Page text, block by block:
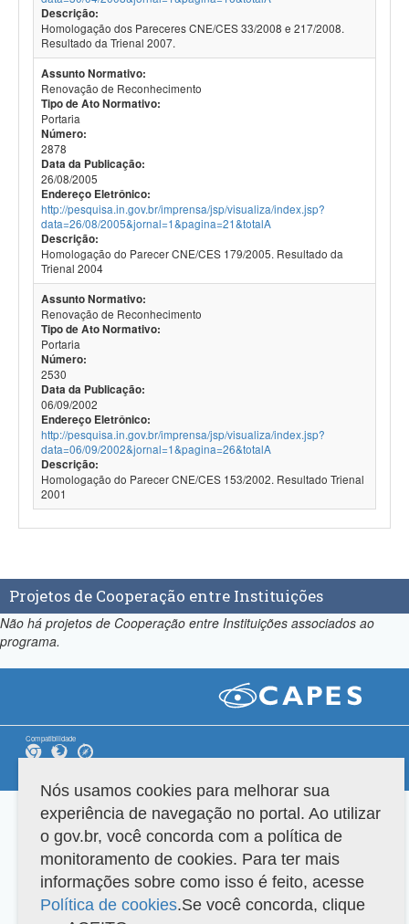
Descrição:
Homologação dos Pareceres CNE/CES 33/2008 e 217/2008.
Resultado da Trienal 2007.
Assunto Normativo:
Renovação de Reconhecimento
Tipo de Ato Normativo:
Portaria
Número:
2878
Data da Publicação:
26/08/2005
Endereço Eletrônico:
http://pesquisa.in.gov.br/imprensa/jsp/visualiza/index.jsp?
data=26/08/2005&jornal=1&pagina=21&totalA
Descrição:
Homologação do Parecer CNE/CES 179/2005. Resultado da
Trienal 2004
Assunto Normativo:
Renovação de Reconhecimento
Tipo de Ato Normativo:
Portaria
Número:
2530
Data da Publicação:
06/09/2002
Endereço Eletrônico:
http://pesquisa.in.gov.br/imprensa/jsp/visualiza/index.jsp?
data=06/09/2002&jornal=1&pagina=26&totalA
Descrição:
Homologação do Parecer CNE/CES 153/2002. Resultado Trienal
2001
Projetos de Cooperação entre Instituições
Não há projetos de Cooperação entre Instituições associados ao
programa.
Compatibilidade
Nós usamos cookies para melhorar sua
experiência de navegação no portal. Ao utilizar
o gov.br, você concorda com a política de
monitoramento de cookies. Para ter mais
informações sobre como isso é feito, acesse
Política de cookies.Se você concorda, clique